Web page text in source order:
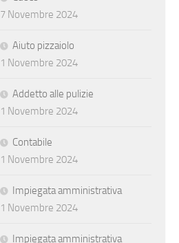
7 Novembre 2024
Aiuto pizzaiolo
1 Novembre 2024
Addetto alle pulizie
1 Novembre 2024
Contabile
1 Novembre 2024
Impiegata amministrativa
1 Novembre 2024
Impiegata amministrativa